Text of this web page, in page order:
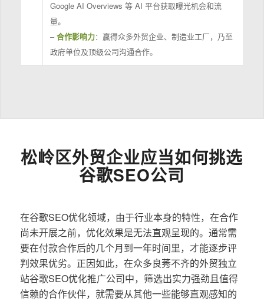
Google AI Overviews 等 AI 平台获取曝光机会和流
量。
–合作影响力：赢得众多外贸企业、制造业工厂，乃至
政府单位及顶级公司沟通合作。
松岭区外贸企业应当如何挑选
谷歌SEO公司
在谷歌SEO优化领域，由于行业本身的特性，在合作
尚未开展之前，优化效果是无法直观呈现的。通常需
要在付款合作后的几个月到一年时间里，才能逐步评
判效果优劣。正因如此，在众多良莠不齐的外贸独立
站谷歌SEO优化推广公司中，筛选出实力强劲且值得
信赖的合作伙伴，就需要从其他一些能够直观感知的